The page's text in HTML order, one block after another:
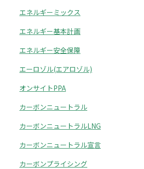
エネルギーミックス
エネルギー基本計画
エネルギー安全保障
エーロゾル(エアロゾル)
オンサイトPPA
カーボンニュートラル
カーボンニュートラルLNG
カーボンニュートラル宣言
カーボンプライシング